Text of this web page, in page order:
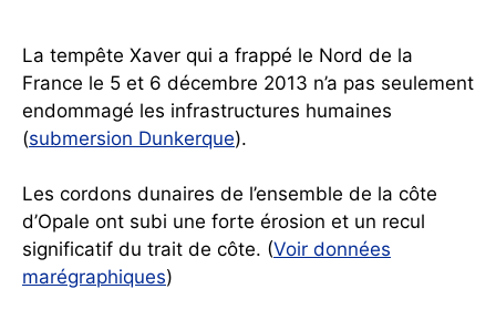
La tempête Xaver qui a frappé le Nord de la
France le 5 et 6 décembre 2013 n’a pas seulement
endommagé les infrastructures humaines
(submersion Dunkerque).
Les cordons dunaires de l’ensemble de la côte
d’Opale ont subi une forte érosion et un recul
significatif du trait de côte. (Voir données
marégraphiques)